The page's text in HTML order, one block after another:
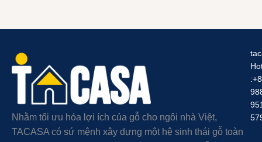
Nhằm tối ưu hóa lợi ích của gỗ cho ngôi nhà Việt,
TACASA có sứ mệnh xây dựng một hệ sinh thái gỗ toàn